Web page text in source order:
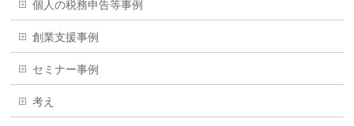
個人の税務申告等事例
創業支援事例
セミナー事例
考え